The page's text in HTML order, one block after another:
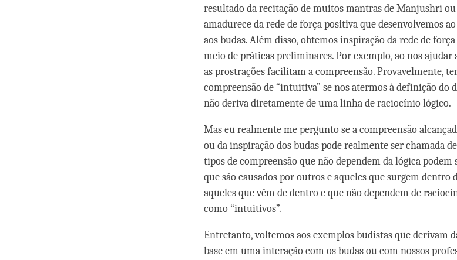
resultado da recitação de muitos mantras de Manjushri
amadurece da rede de força positiva que desenvolvemos
aos budas. Além disso, obtemos inspiração da rede de
meio de práticas preliminares. Por exemplo, ao nos
as prostrações facilitam a compreensão. Provavelmente,
compreensão de “intuitiva” se nos atermos à definição do
não deriva diretamente de uma linha de raciocínio lógico.
Mas eu realmente me pergunto se a compreensão
ou da inspiração dos budas pode realmente ser chamada
tipos de compreensão que não dependem da lógica
que são causados por outros e aqueles que surgem dentro
aqueles que vêm de dentro e que não dependem de
como “intuitivos”.
Entretanto, voltemos aos exemplos budistas que derivam
base em uma interação com os budas ou com nossos